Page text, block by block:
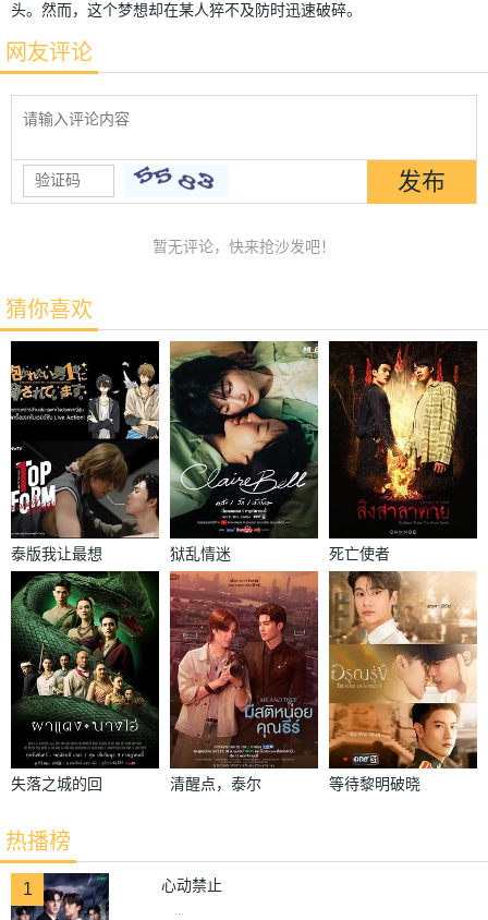
头。然而，这个梦想却在某人猝不及防时迅速破碎。
网友评论
暂无评论，快来抢沙发吧！
猜你喜欢
泰版我让最想
被拥抱的男人
给威胁了
狱乱情迷 死亡使者
失落之城的回
清醒点，泰尔
等待黎明破晓
热播榜
1 心动禁止
...